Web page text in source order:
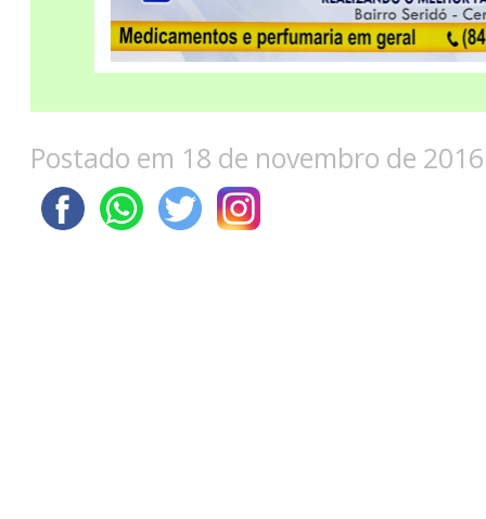
Postado em 18 de novembro de 2016